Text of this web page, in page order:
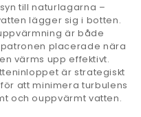
till naturlagarna –
lägger sig i botten.
är både
placerade nära
värms upp effektivt.
är strategiskt
att minimera turbulens
och ouppvärmt vatten.